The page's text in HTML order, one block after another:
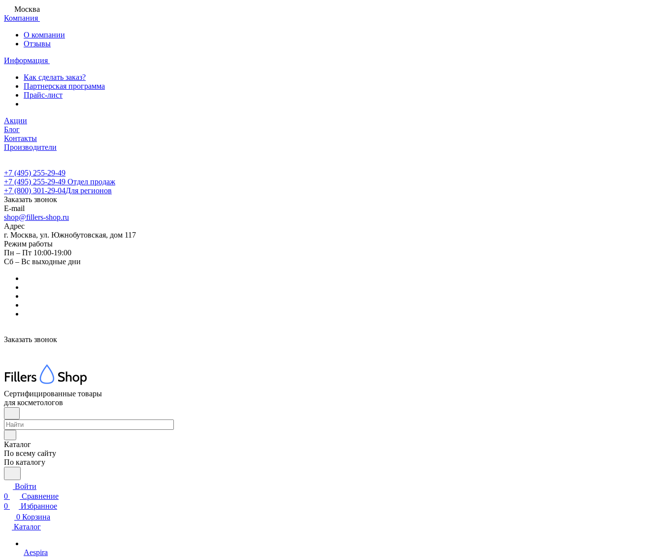
Москва
Компания
О компании
Отзывы
Информация
Как сделать заказ?
Партнерская программа
Прайс-лист
Акции
Блог
Контакты
Производители
+7 (495) 255-29-49
+7 (495) 255-29-49 Отдел продаж
+7 (800) 301-29-04Для регионов
Заказать звонок
E-mail
shop@fillers-shop.ru
Адрес
г. Москва, ул. Южнобутовская, дом 117
Режим работы
Пн – Пт 10:00-19:00
Сб – Вс выходные дни
Заказать звонок
Сертифицированные товары
для косметологов
Каталог
По всему сайту
По каталогу
Войти
0
Сравнение
0
Избранное
0 Корзина
Каталог
Aespira